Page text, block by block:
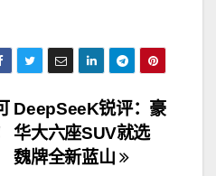
DeepSeeK锐评：豪
华大六座SUV就选
魏牌全新蓝山